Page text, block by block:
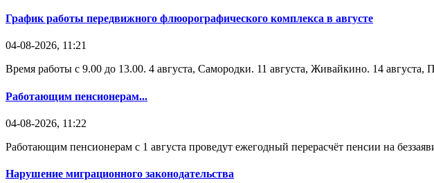
График работы передвижного флюорографического комплекса в августе
04-08-2026, 11:21
Время работы с 9.00 до 13.00. 4 августа, Самородки. 11 августа, Живайкино. 14
Работающим пенсионерам...
04-08-2026, 11:22
Работающим пенсионерам с 1 августа проведут ежегодный перерасчёт пенсии на
Нарушение миграционного законодательства